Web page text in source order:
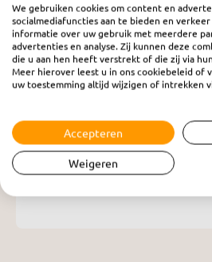
woensdag 15 november 2023
We gebruiken cookies om content en
socialmediafuncties aan te bieden en
informatie over uw gebruik met meerdere
advertenties en analyse. Zij kunnen deze
die u aan hen heeft verstrekt of die zij via
Meer hierover leest u in ons cookiebeleid of
uw toestemming altijd wijzigen of intrekken
Accepteren
Weigeren